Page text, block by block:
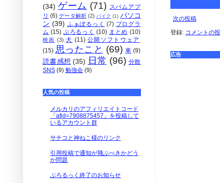
次の投稿
登録: コメントの
広告
(34) ゲーム (71) スパムアプ
リ (6) データ解析 (2) バイク (1) パソコ
ン (39) ふぁぼるっく (7) プログラ
ム (15) ぶろるっく (10) まとめ (10)
映画 (3) 犬 (11) 公開ソフトウェア
(15) 思ったこと (69) 車 (9)
読書感想 (35) 日常 (96) 分散
SNS (9) 勉強会 (9)
人気の投稿
メルカリのアフィリエイトコード
「afid=7908875457」を投稿して
いるアカウント群
サチコと神ねこ様のリンク
引用投稿で通知が飛ぶべきかどう
か問題
ぶろるっく終了のお知らせ